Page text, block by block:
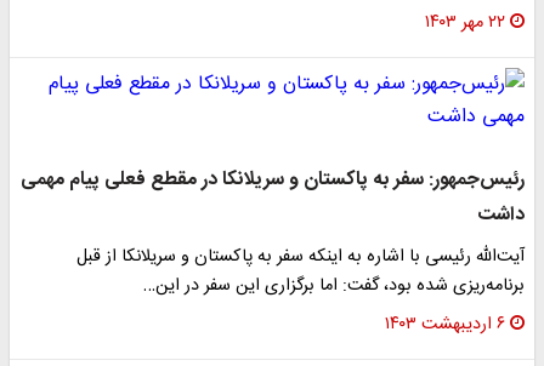
۲۲ مهر ۱۴۰۳
رئیس‌جمهور: سفر به پاکستان و سریلانکا در مقطع فعلی پیام مهمی
داشت
آیت‌الله رئیسی با اشاره به اینکه سفر به پاکستان و سریلانکا از قبل
برنامه‌ریزی شده بود، گفت: اما برگزاری این سفر در این…
۶ اردیبهشت ۱۴۰۳